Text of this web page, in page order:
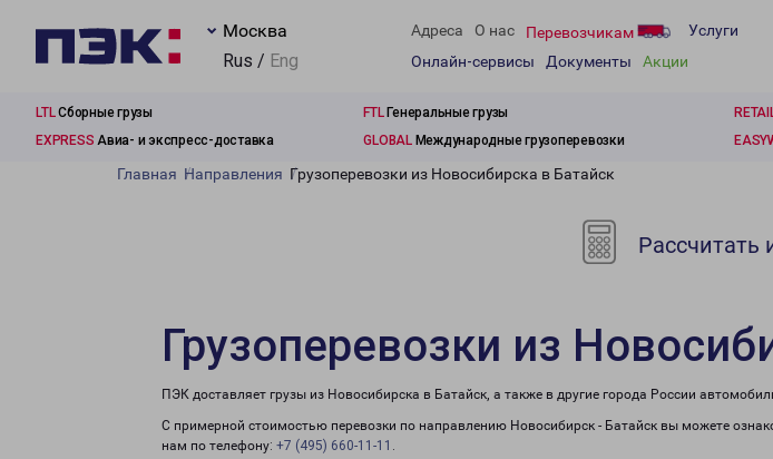
Москва
Rus / Eng
Адреса О нас Перевозчикам
Услуги
Онлайн-сервисы
Документы Акции
LTLСборные грузы FTLГенеральные грузы
EXPRESS Авиа- и экспресс-доставка GLOBALМеждународные грузоперевозки
Главная Направления Грузоперевозки из Новосибирска в Батайск
Рассчитать
Грузоперевозки из
ПЭК доставляет грузы из Новосибирска в Батайск, а также в другие города России
С примерной стоимостью перевозки по направлению Новосибирск - Батайск вы можете
нам по телефону: +7 (495) 660-11-11 .